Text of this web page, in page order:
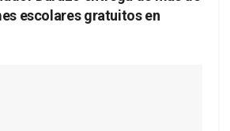
escolares gratuitos en